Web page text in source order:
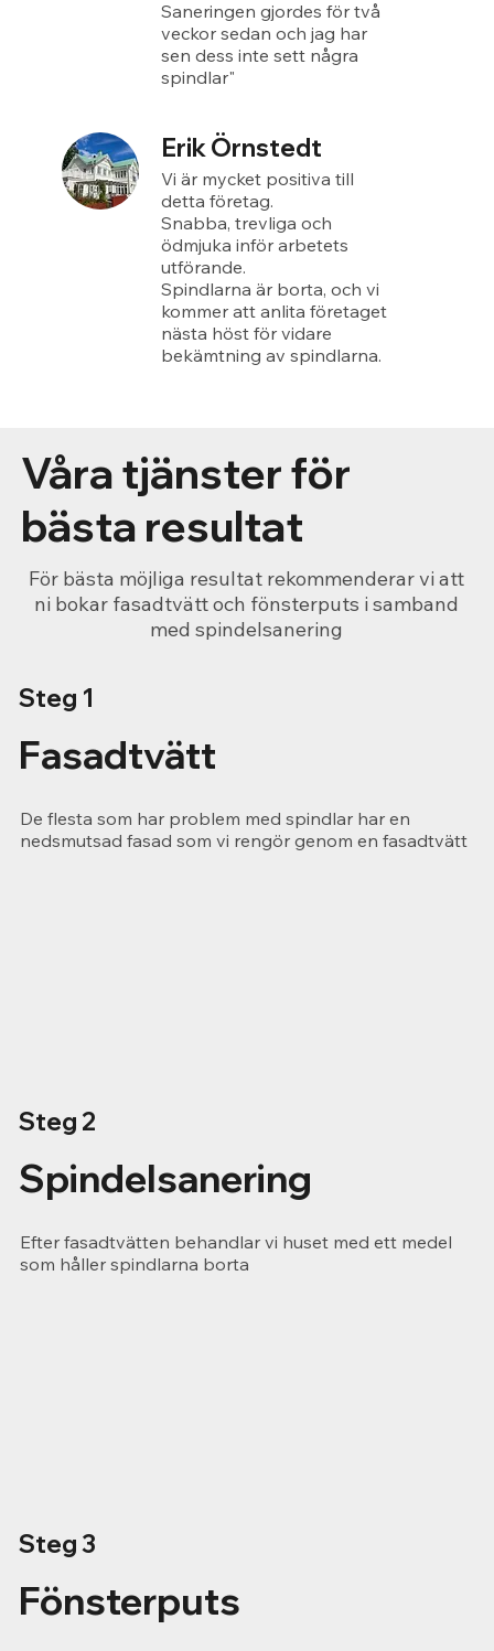
Saneringen gjordes för två
veckor sedan och jag har
sen dess inte sett några
spindlar"
Erik Örnstedt
Vi är mycket positiva till
detta företag.
Snabba, trevliga och
ödmjuka inför arbetets
utförande.
Spindlarna är borta, och vi
kommer att anlita företaget
nästa höst för vidare
bekämtning av spindlarna.
De flesta som har problem med spindlar har en
nedsmutsad fasad som vi rengör genom en fasadtvätt
Fasadtvätt
Steg 1
Efter fasadtvätten behandlar vi huset med ett medel
som håller spindlarna borta
Spindelsanering
Steg 2
Fönsterputs
Steg 3
Våra tjänster för
bästa resultat
För bästa möjliga resultat rekommenderar vi att
ni bokar fasadtvätt och fönsterputs i samband
med spindelsanering